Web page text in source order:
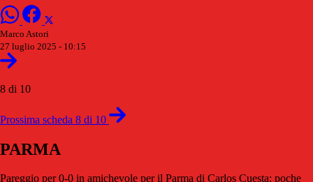
Marco Astori
27 luglio 2025 - 10:15
8 di 10
Prossima scheda 8 di 10
PARMA
Pareggio per 0-0 in amichevole per il Parma di Carlos Cuesta: poche